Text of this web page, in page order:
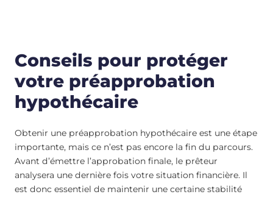
Conseils pour protéger
votre préapprobation
hypothécaire
Obtenir une préapprobation hypothécaire est une étape
importante, mais ce n’est pas encore la fin du parcours.
Avant d’émettre l’approbation finale, le prêteur
analysera une dernière fois votre situation financière. Il
est donc essentiel de maintenir une certaine stabilité